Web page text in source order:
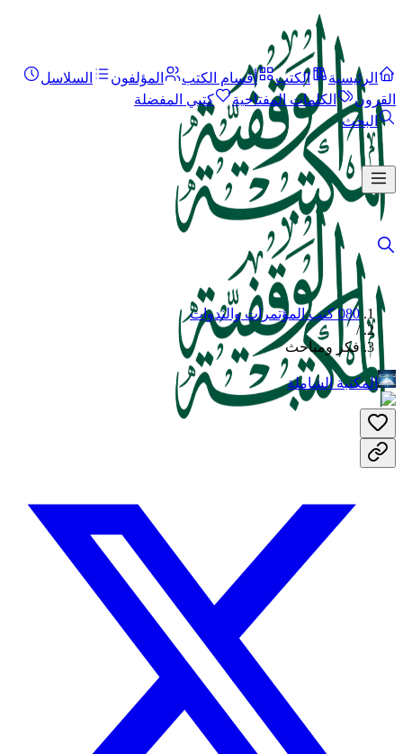
الرئيسية الكتب أقسام الكتب المؤلفون
السلاسل
القرون
الكلمات المفتاحية
كتبي المفضلة
البحث
080 كتب المؤتمرات والندوات
/
فكر ومباحث
المكتبة الشاملة